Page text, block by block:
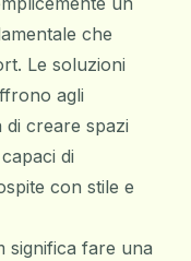
che
Le soluzioni
agli
di creare spazi
di
con stile e
significa fare una